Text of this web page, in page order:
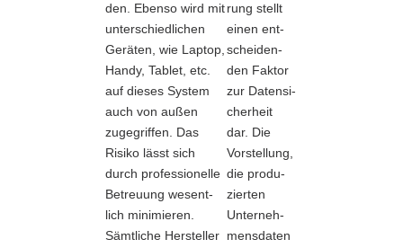
den. Eben­so wird mit
unter­schied­li­chen
Gerä­ten, wie Lap­top,
Han­dy, Tablet, etc.
auf die­ses Sys­tem
auch von außen
zuge­grif­fen. Das
Risi­ko lässt sich
durch pro­fes­sio­nel­le
Betreu­ung wesent­
lich mini­mie­ren.
Sämt­li­che Her­stel­ler
rung stellt
einen ent­
schei­den­
den Fak­tor
zur Daten­si­
cher­heit
dar. Die
Vor­stel­lung,
die pro­du­
zier­ten
Unter­neh­
mens­da­ten